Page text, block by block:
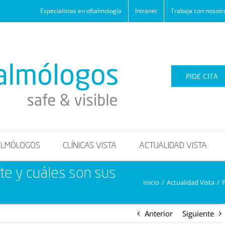
Especialistas en oftalmología Intranet Trabaja con
PIDE CITA
CLÍNICAS VISTA ACTUALIDAD VISTA
y cuáles son sus
Inicio / Actualidad Vista /
Anterior Siguiente